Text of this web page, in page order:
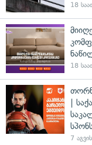
18
18
|
7